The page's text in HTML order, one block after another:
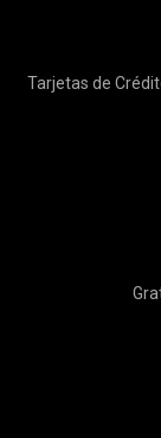
Tarjetas de